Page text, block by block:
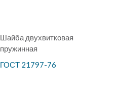
Шайба двухвитковая
пружинная
ГОСТ 21797-76